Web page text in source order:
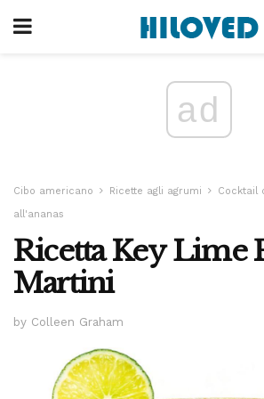
ad
Cibo americano Ricette agli agrumi Cocktail
all'ananas
Ricetta Key Lime
Martini
by Colleen Graham